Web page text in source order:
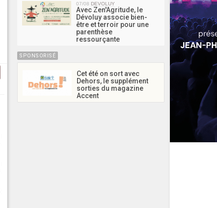
07/08 DEVOLUY
Avec Zen'Agritude, le
Dévoluy associe bien-
être et terroir pour une
parenthèse
ressourçante
SPONSORISÉ
Cet été on sort avec
Dehors, le supplément
sorties du magazine
Accent